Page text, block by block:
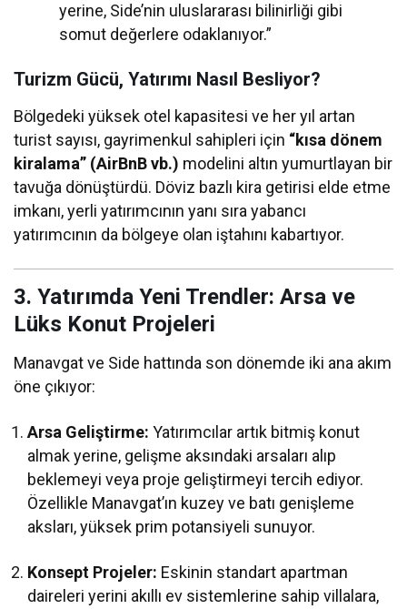
yerine, Side’nin uluslararası bilinirliği gibi
somut değerlere odaklanıyor.”
Turizm Gücü, Yatırımı Nasıl Besliyor?
Bölgedeki yüksek otel kapasitesi ve her yıl artan
turist sayısı, gayrimenkul sahipleri için “kısa dönem
kiralama” (AirBnB vb.) modelini altın yumurtlayan bir
tavuğa dönüştürdü. Döviz bazlı kira getirisi elde etme
imkanı, yerli yatırımcının yanı sıra yabancı
yatırımcının da bölgeye olan iştahını kabartıyor.
3. Yatırımda Yeni Trendler: Arsa ve
Lüks Konut Projeleri
Manavgat ve Side hattında son dönemde iki ana akım
öne çıkıyor:
Arsa Geliştirme: Yatırımcılar artık bitmiş konut
almak yerine, gelişme aksındaki arsaları alıp
beklemeyi veya proje geliştirmeyi tercih ediyor.
Özellikle Manavgat’ın kuzey ve batı genişleme
aksları, yüksek prim potansiyeli sunuyor.
Konsept Projeler: Eskinin standart apartman
daireleri yerini akıllı ev sistemlerine sahip villalara,